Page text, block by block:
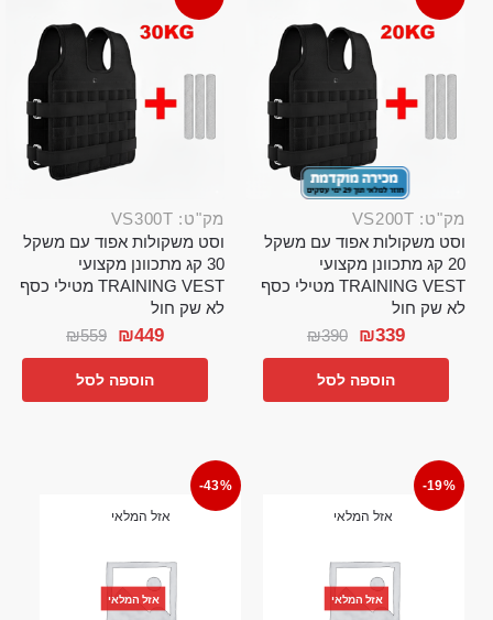
מק"ט: VS200T
וסט משקולות אפוד עם משקל
20 קג מתכוונן מקצועי
TRAINING VEST מטילי כסף
לא שק חול
₪390 ₪339
הוספה לסל
מק"ט: VS300T
וסט משקולות אפוד עם משקל
30 קג מתכוונן מקצועי
TRAINING VEST מטילי כסף
לא שק חול
₪559 ₪449
הוספה לסל
-19%
אזל המלאי
אזל המלאי
-43%
אזל המלאי
אזל המלאי